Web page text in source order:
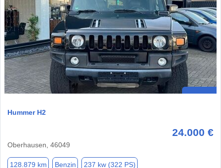
Hummer H2
24.000 €
Oberhausen, 46049
128.879 km Benzin 237 kw (322 PS)